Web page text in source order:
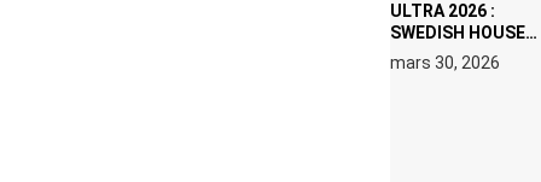
ULTRA 2026 :
SWEDISH HOUSE
MAFIA RETROUVE
ERIC PRYDZ DANS
mars 30, 2026